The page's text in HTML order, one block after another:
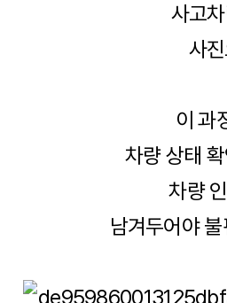
사고
사
이 과
차량 상태
차량
남겨두어야